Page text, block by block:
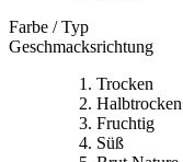
Farbe / Typ
Geschmacksrichtung
Trocken
Fruchtig
Süß